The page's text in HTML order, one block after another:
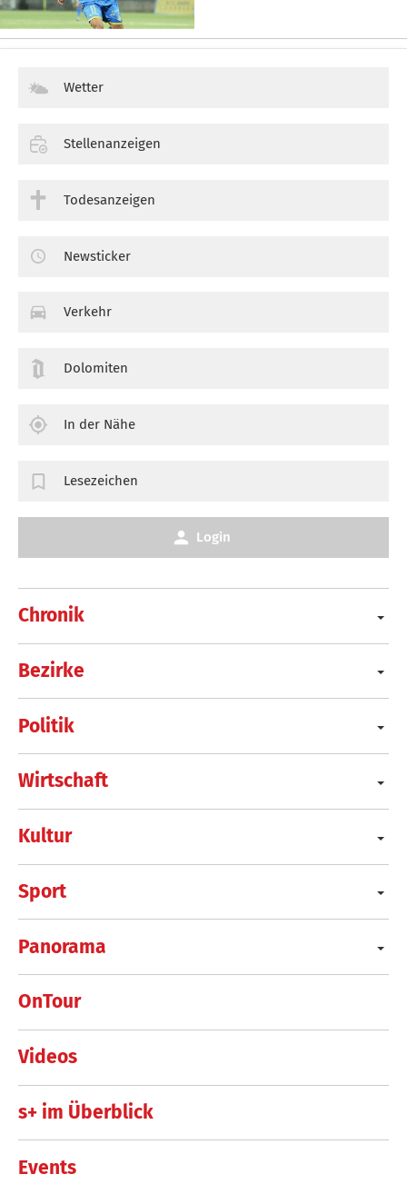
Chronik
Bezirke
Politik
Wirtschaft
Kultur
Sport
Panorama
OnTour
Videos
s+ im Überblick
Events
Wetter
Stellenanzeigen
Todesanzeigen
Newsticker
Verkehr
Dolomiten
In der Nähe
Lesezeichen
Login